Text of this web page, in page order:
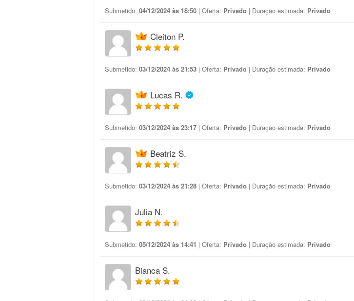
Submetido: 04/12/2024 às 18:50 | Oferta: Privado | Duração estimada: Privado
Cleiton P.
Submetido: 03/12/2024 às 21:53 | Oferta: Privado | Duração estimada: Privado
Lucas R.
Submetido: 03/12/2024 às 23:17 | Oferta: Privado | Duração estimada: Privado
Beatriz S.
Submetido: 03/12/2024 às 21:28 | Oferta: Privado | Duração estimada: Privado
Julia N.
Submetido: 05/12/2024 às 14:41 | Oferta: Privado | Duração estimada: Privado
Bianca S.